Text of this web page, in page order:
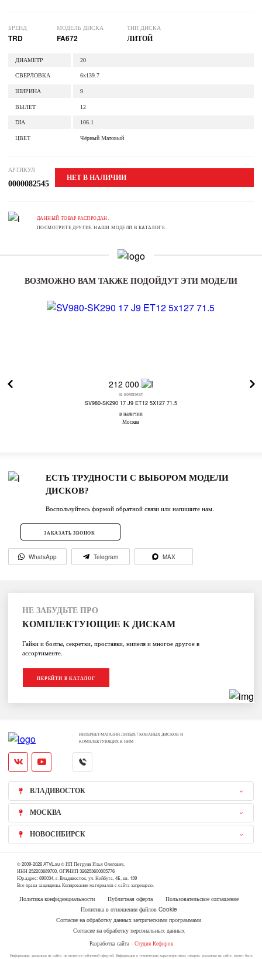
БРЕНД
TRD
МОДЕЛЬ ДИСКА
FA672
ТИП ДИСКА
ЛИТОЙ
ДИАМЕТР 20
СВЕРЛОВКА 6x139.7
ШИРИНА 9
ВЫЛЕТ 12
DIA 106.1
ЦВЕТ Чёрный Матовый
АРТИКУЛ
0000082545
НЕТ В НАЛИЧИИ
ДАННЫЙ ТОВАР РАСПРОДАН.
ПОСМОТРИТЕ ДРУГИЕ НАШИ МОДЕЛИ В КАТАЛОГЕ.
ВОЗМОЖНО ВАМ ТАКЖЕ ПОДОЙДУТ ЭТИ МОДЕЛИ
212 000
за комплект
SV980-SK290 17 J9 ET12 5X127 71.5
в наличии
Москва
ЕСТЬ ТРУДНОСТИ С ВЫБОРОМ МОДЕЛИ
ДИСКОВ?
Воспользуйтесь формой обратной связи или напишите нам.
ЗАКАЗАТЬ ЗВОНОК
WhatsApp Telegram MAX
НЕ ЗАБУДЬТЕ ПРО
КОМПЛЕКТУЮЩИЕ К ДИСКАМ
Гайки и болты, секретки, проставки, нипеля и многое другое в
ассортименте.
ПЕРЕЙТИ В КАТАЛОГ
ИНТЕРНЕТ-МАГАЗИН ЛИТЫХ / КОВАНЫХ ДИСКОВ И
КОМПЛЕКТУЮЩИХ К НИМ
ВЛАДИВОСТОК
МОСКВА
НОВОСИБИРСК
© 2009-2026 ATVL.su © ИП Петруня Илья Олегович,
ИНН 252203689700, ОГРНИП 326253600005776
Юр.адрес: 690034, г. Владивосток, ул. Нейбута, 4Б, кв. 139
Все права защищены. Копирование материалов с сайта запрещено.
Политика конфиденциальности Публичная оферта
Пользовательское соглашение
Политика в отношении файлов Cookie
Согласие на обработку данных метрическими программами
Согласие на обработку персональных данных
Разработка сайта - Студия Кефирок
Информация, указанная на сайте, не является публичной офертой. Информация о технических характеристиках товаров, указанная на сайте, может быть